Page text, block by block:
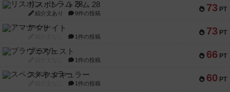
73 PT
リスボン・トラム 28
紹介文あり 9件の投稿
73 PT
アマナイト
1件の投稿
66 PT
ブラヴェスト
1件の投稿
60 PT
スペクタキュラー
1件の投稿